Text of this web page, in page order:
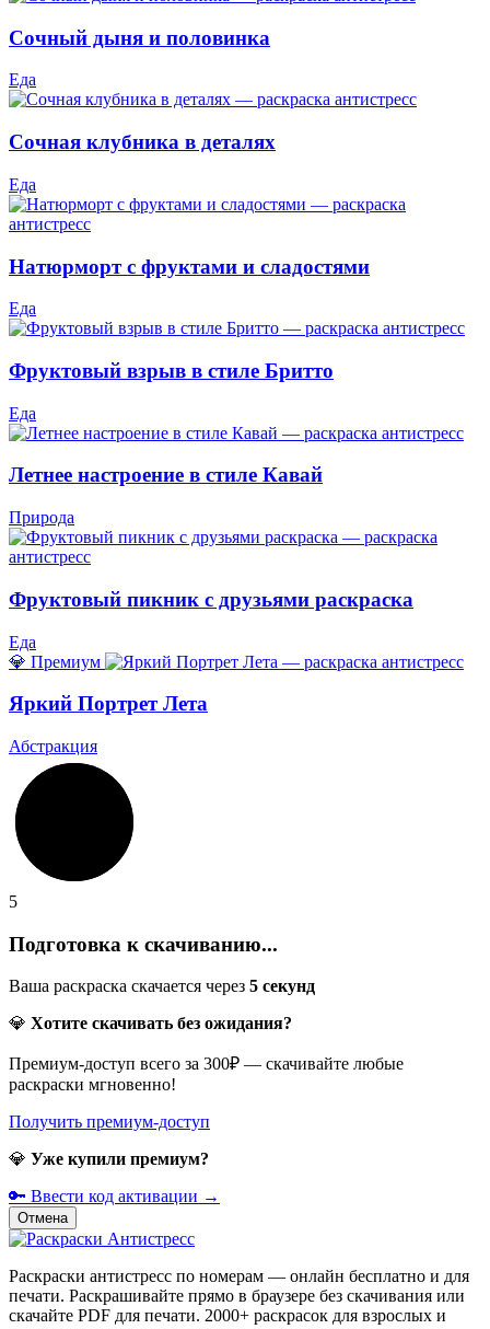
Сочный дыня и половинка
Еда
Сочная клубника в деталях
Еда
Натюрморт с фруктами и сладостями
Еда
Фруктовый взрыв в стиле Бритто
Еда
Летнее настроение в стиле Кавай
Природа
Фруктовый пикник с друзьями раскраска
Еда
💎 Премиум
Яркий Портрет Лета
Абстракция
5
Подготовка к скачиванию...
Ваша раскраска скачается через 5 секунд
💎 Хотите скачивать без ожидания?
Премиум-доступ всего за 300₽ — скачивайте любые
раскраски мгновенно!
Получить премиум-доступ
💎 Уже купили премиум?
🔑 Ввести код активации →
Отмена
Раскраски антистресс по номерам — онлайн бесплатно и для
печати. Раскрашивайте прямо в браузере без скачивания или
скачайте PDF для печати. 2000+ раскрасок для взрослых и